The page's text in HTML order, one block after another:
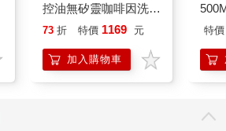
控油無矽靈咖啡因洗髮
凝露375ml/瓶-C1強健
調理頭皮洗髮液/0矽靈
滋潤洗頭髮水/一般髮
73 折 特價 1169 元
加入購物車
特價